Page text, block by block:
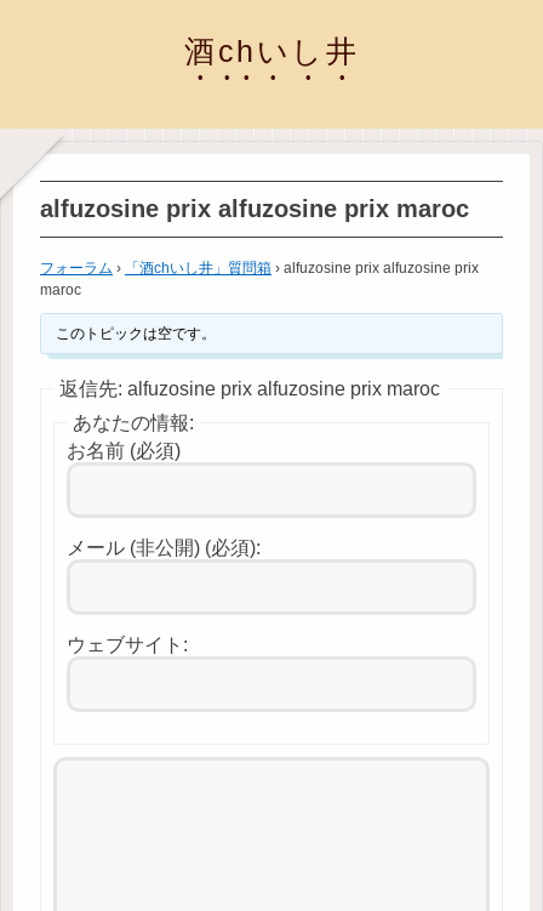
酒chいし井
alfuzosine prix alfuzosine prix maroc
フォーラム › 「酒chいし井」質問箱 › alfuzosine prix alfuzosine prix
maroc
このトピックは空です。
返信先: alfuzosine prix alfuzosine prix maroc
あなたの情報:
お名前 (必須)
メール (非公開) (必須):
ウェブサイト: